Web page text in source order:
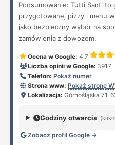
Podsumowanie: Tutti Santi to
przygotowanej pizzy i menu
jako bezpieczny wybór na
zamówienia z dowozem.
Ocena w Google: 4.7
Liczba opinii w Google: 3917
Telefon: Pokaż numer
Strona www: Pokaż stronę
Lokalizacja: Górnośląska 71,
Godziny otwarcia
Zobacz profil Google →